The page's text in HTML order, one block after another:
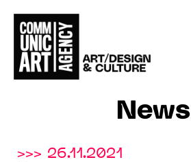
News
>>> 26.11.2021